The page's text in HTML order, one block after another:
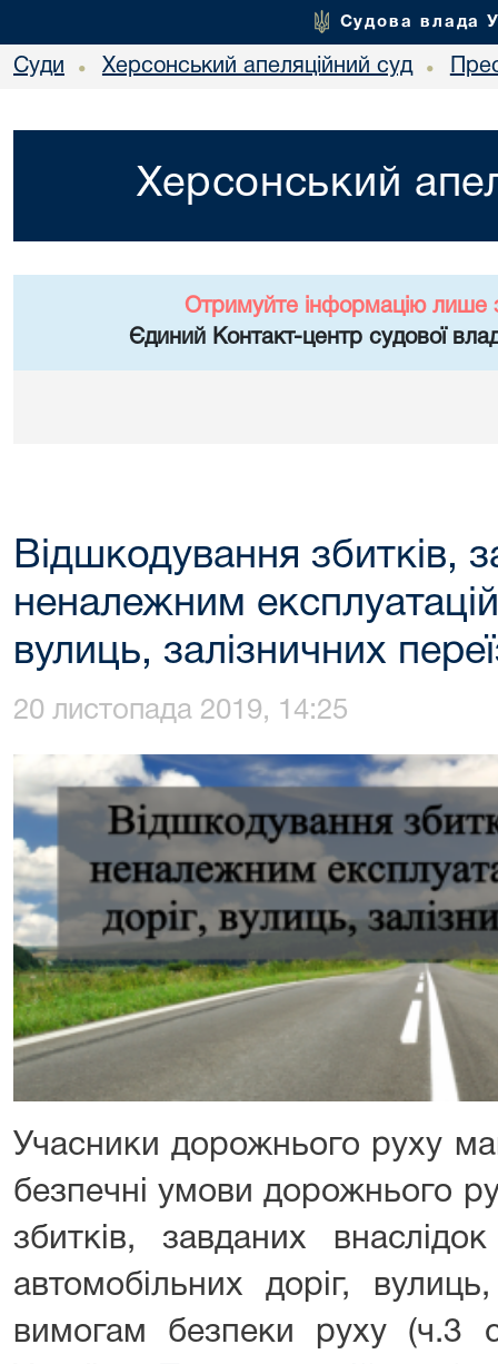
Судова влада
Суди • Херсонський апеляційний суд •
Херсонський
Отримуйте інформацію лише
Єдиний Контакт-центр судової
Відшкодування збитків,
неналежним
вулиць, залізничних
20 листопада 2019, 14:25
Учасники дорожнього руху
безпечні умови дорожнього
збитків, завданих внаслідок
автомобільних доріг,
вимогам безпеки руху (ч.3